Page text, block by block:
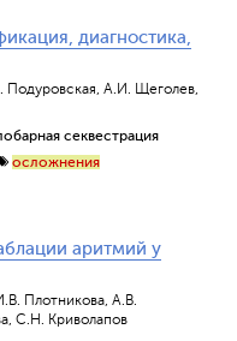
диагностика,
А.И. Щеголев,
секвестрация
осложнения
аритмий у
Плотникова, А.В.
С.Н. Криволапов